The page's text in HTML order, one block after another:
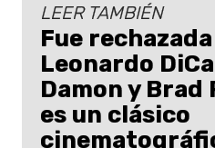
LEER TAMBIÉN
Fue
Leonardo
Damon y
es un clásico